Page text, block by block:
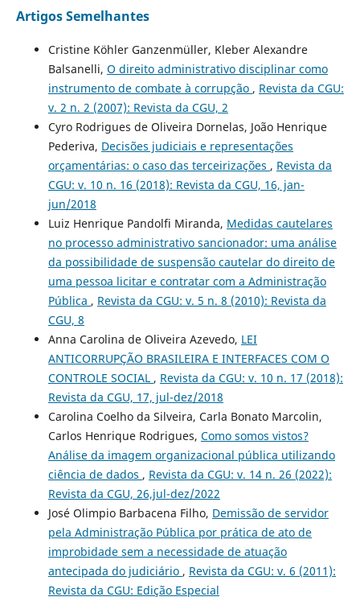
Artigos Semelhantes
Cristine Köhler Ganzenmüller, Kleber Alexandre
Balsanelli, O direito administrativo disciplinar como
instrumento de combate à corrupção , Revista da CGU:
v. 2 n. 2 (2007): Revista da CGU, 2
Cyro Rodrigues de Oliveira Dornelas, João Henrique
Pederiva, Decisões judiciais e representações
orçamentárias: o caso das terceirizações , Revista da
CGU: v. 10 n. 16 (2018): Revista da CGU, 16, jan-
jun/2018
Luiz Henrique Pandolfi Miranda, Medidas cautelares
no processo administrativo sancionador: uma análise
da possibilidade de suspensão cautelar do direito de
uma pessoa licitar e contratar com a Administração
Pública , Revista da CGU: v. 5 n. 8 (2010): Revista da
CGU, 8
Anna Carolina de Oliveira Azevedo, LEI
ANTICORRUPÇÃO BRASILEIRA E INTERFACES COM O
CONTROLE SOCIAL , Revista da CGU: v. 10 n. 17 (2018):
Revista da CGU, 17, jul-dez/2018
Carolina Coelho da Silveira, Carla Bonato Marcolin,
Carlos Henrique Rodrigues, Como somos vistos?
Análise da imagem organizacional pública utilizando
ciência de dados , Revista da CGU: v. 14 n. 26 (2022):
Revista da CGU, 26,jul-dez/2022
José Olimpio Barbacena Filho, Demissão de servidor
pela Administração Pública por prática de ato de
improbidade sem a necessidade de atuação
antecipada do judiciário , Revista da CGU: v. 6 (2011):
Revista da CGU: Edição Especial